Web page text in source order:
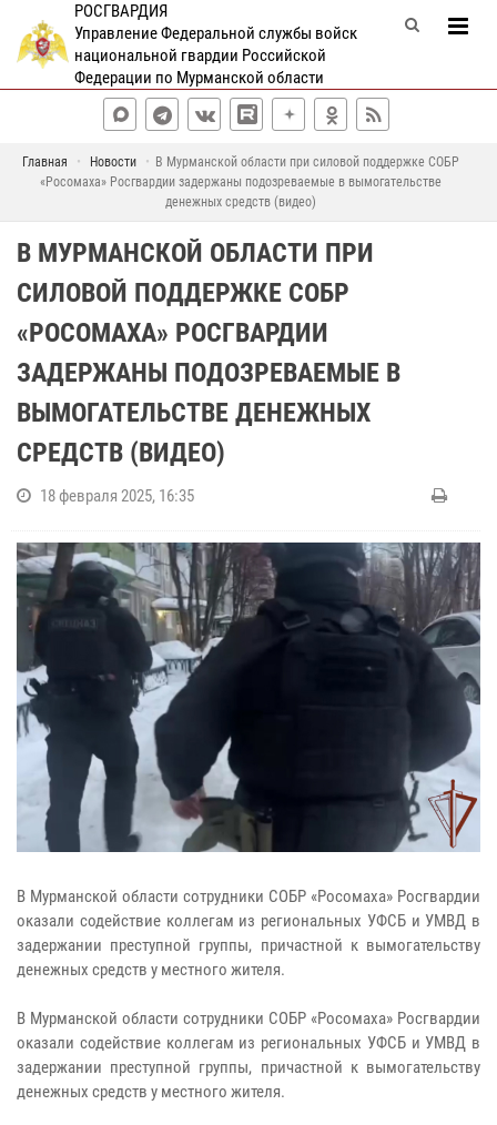
РОСГВАРДИЯ
Управление Федеральной службы войск
национальной гвардии Российской
Федерации по Мурманской области
Главная Новости
В Мурманской области при силовой поддержке СОБР
«Росомаха» Росгвардии задержаны подозреваемые в вымогательстве
денежных средств (видео)
В МУРМАНСКОЙ ОБЛАСТИ ПРИ
СИЛОВОЙ ПОДДЕРЖКЕ СОБР
«РОСОМАХА» РОСГВАРДИИ
ЗАДЕРЖАНЫ ПОДОЗРЕВАЕМЫЕ В
ВЫМОГАТЕЛЬСТВЕ ДЕНЕЖНЫХ
СРЕДСТВ (ВИДЕО)
18 февраля 2025, 16:35
В Мурманской области сотрудники СОБР «Росомаха» Росгвардии
оказали содействие коллегам из региональных УФСБ и УМВД в
задержании преступной группы, причастной к вымогательству
денежных средств у местного жителя.
В Мурманской области сотрудники СОБР «Росомаха» Росгвардии
оказали содействие коллегам из региональных УФСБ и УМВД в
задержании преступной группы, причастной к вымогательству
денежных средств у местного жителя.